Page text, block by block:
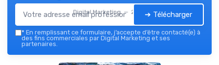
Digital Marketing — 2026 ➔ Télécharger
* En remplissant ce formulaire, j’accepte d’être contacté(e) à
des fins commerciales par Digital Marketing et ses
partenaires.